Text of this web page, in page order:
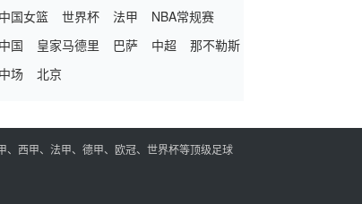
中国女篮
世界杯 法甲
NBA常规赛
中国
皇家马德里 巴萨 中超
那不勒斯
中场
北京
西甲、法甲、德甲、欧冠、世界杯等顶级足球